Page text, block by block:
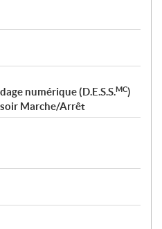
numérique (D.E.S.S.MC)
Marche/Arrêt